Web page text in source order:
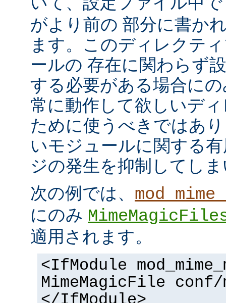
がより前の 部分に書か
ます。このディレクテ
ールの 存在に関わらず
する必要がある場合に
常に動作して欲しいデ
ために使うべきではあ
いモジュールに関する
ジの発生を抑制してし
次の例では、
にのみ
適用されます。
<IfModule
MimeMagicFile conf/